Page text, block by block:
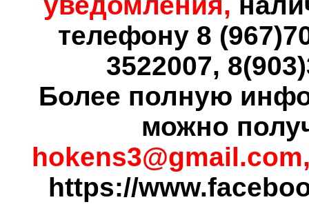
телефону 8
3522007,
Более полную
можно
https://